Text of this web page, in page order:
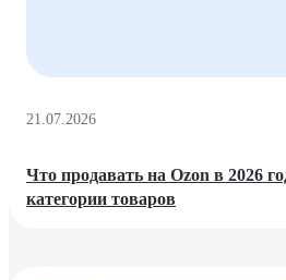
21.07.2026
Что продавать на Ozon в 2026
категории товаров